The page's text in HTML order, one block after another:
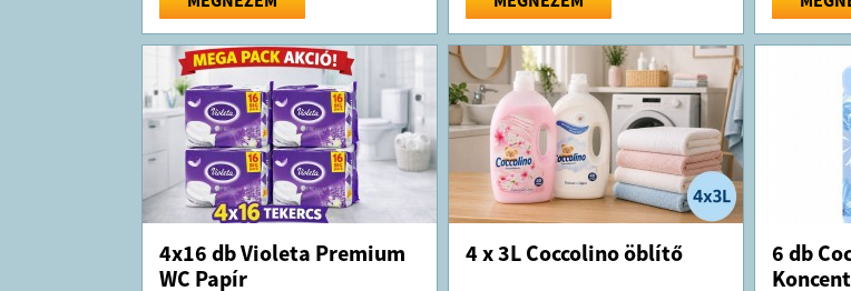
4x16 db Violeta Premium
WC Papír
4 x 3L Coccolino öblítő
6 db